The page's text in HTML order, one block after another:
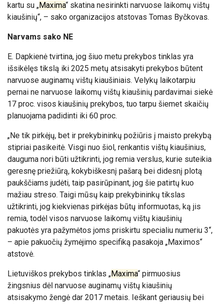
kartu su „Maxima“ skatina nesirinkti narvuose laikomų vištų
kiaušinių“, – sako organizacijos atstovas Tomas Byčkovas.
Narvams sako NE
E. Dapkienė tvirtina, jog šiuo metu prekybos tinklas yra
išsikėlęs tikslą iki 2025 metų atsisakyti prekybos būtent
narvuose auginamų vištų kiaušiniais. Velykų laikotarpiu
pernai ne narvuose laikomų vištų kiaušinių pardavimai siekė
17 proc. visos kiaušinių prekybos, tuo tarpu šiemet skaičių
planuojama padidinti iki 60 proc.
„Ne tik pirkėjų, bet ir prekybininkų požiūris į maisto prekybą
stipriai pasikeitė. Visgi nuo šiol, renkantis vištų kiaušinius,
dauguma nori būti užtikrinti, jog remia verslus, kurie suteikia
geresnę priežiūrą, kokybiškesnį pašarą bei didesnį plotą
paukščiams judėti, taip pasirūpinant, jog šie patirtų kuo
mažiau streso. Taigi mūsų kaip prekybininkų tikslas
užtikrinti, jog kiekvienas pirkėjas būtų informuotas, ką jis
remia, todėl visos narvuose laikomų vištų kiaušinių
pakuotės yra pažymėtos joms priskirtu specialiu numeriu 3“,
– apie pakuočių žymėjimo specifiką pasakoja „Maximos“
atstovė.
Lietuviškos prekybos tinklas „Maxima“ pirmuosius
žingsnius dėl narvuose auginamų vištų kiaušinių
atsisakymo žengė dar 2017 metais. Ieškant geriausių bei